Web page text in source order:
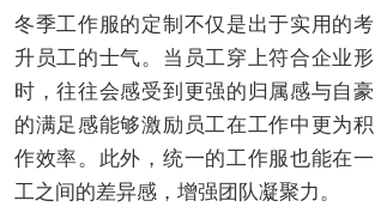
冬季工作服的定制不仅是出于实用的
升员工的士气。当员工穿上符合企业
时，往往会感受到更强的归属感与自
的满足感能够激励员工在工作中更为
作效率。此外，统一的工作服也能在
工之间的差异感，增强团队凝聚力。